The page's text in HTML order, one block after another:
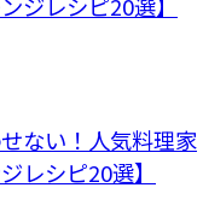
ない！人気料理家
レシピ20選】